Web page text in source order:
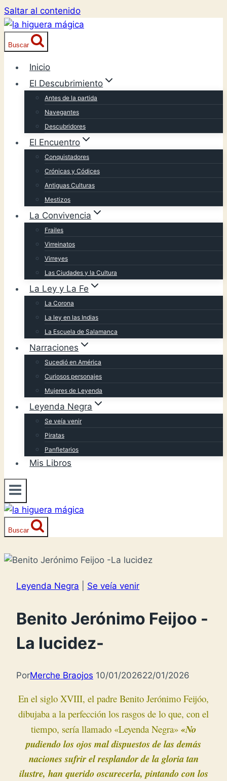
Saltar al contenido
Buscar
Inicio
El Descubrimiento
Antes de la partida
Navegantes
Descubridores
El Encuentro
Conquistadores
Crónicas y Códices
Antiguas Culturas
Mestizos
La Convivencia
Frailes
Virreinatos
Virreyes
Las Ciudades y la Cultura
La Ley y La Fe
La Corona
La ley en las Indias
La Escuela de Salamanca
Narraciones
Sucedió en América
Curiosos personajes
Mujeres de Leyenda
Leyenda Negra
Se veía venir
Piratas
Panfletarios
Mis Libros
Buscar
Leyenda Negra Se veía venir
Benito Jerónimo Feijoo -
La lucidez-
PorMerche Braojos 10/01/202622/01/2026
En el siglo XVIII, el padre Benito Jerónimo Feijóo,
dibujaba a la perfección los rasgos de lo que, con el
tiempo, sería llamado «Leyenda Negra» «No
pudiendo los ojos mal dispuestos de las demás
naciones sufrir el resplandor de la gloria tan
ilustre, han querido oscurecerla, pintando con los